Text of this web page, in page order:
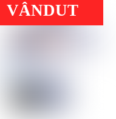
VÂNDUT